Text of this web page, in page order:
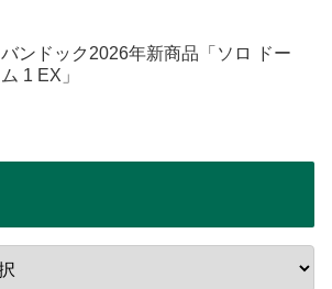
バンドック2026年新商品「ソロ ドー
ム 1 EX」